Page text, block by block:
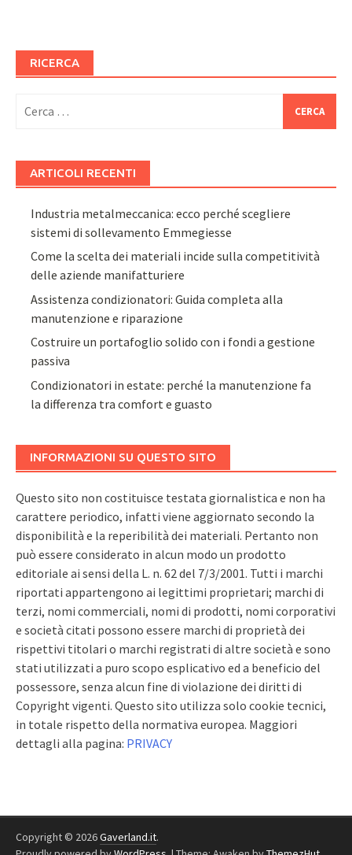
RICERCA
per:
ARTICOLI RECENTI
Industria metalmeccanica: ecco perché scegliere
sistemi di sollevamento Emmegiesse
Come la scelta dei materiali incide sulla competitività
delle aziende manifatturiere
Assistenza condizionatori: Guida completa alla
manutenzione e riparazione
Costruire un portafoglio solido con i fondi a gestione
passiva
Condizionatori in estate: perché la manutenzione fa
la differenza tra comfort e guasto
INFORMAZIONI SU QUESTO SITO
Questo sito non costituisce testata giornalistica e non ha
carattere periodico, infatti viene aggiornato secondo la
disponibilità e la reperibilità dei materiali. Pertanto non
può essere considerato in alcun modo un prodotto
editoriale ai sensi della L. n. 62 del 7/3/2001. Tutti i marchi
riportati appartengono ai legittimi proprietari; marchi di
terzi, nomi commerciali, nomi di prodotti, nomi corporativi
e società citati possono essere marchi di proprietà dei
rispettivi titolari o marchi registrati di altre società e sono
stati utilizzati a puro scopo esplicativo ed a beneficio del
possessore, senza alcun fine di violazione dei diritti di
Copyright vigenti. Questo sito utilizza solo cookie tecnici,
in totale rispetto della normativa europea. Maggiori
dettagli alla pagina: PRIVACY
Copyright © 2026Gaverland.it.